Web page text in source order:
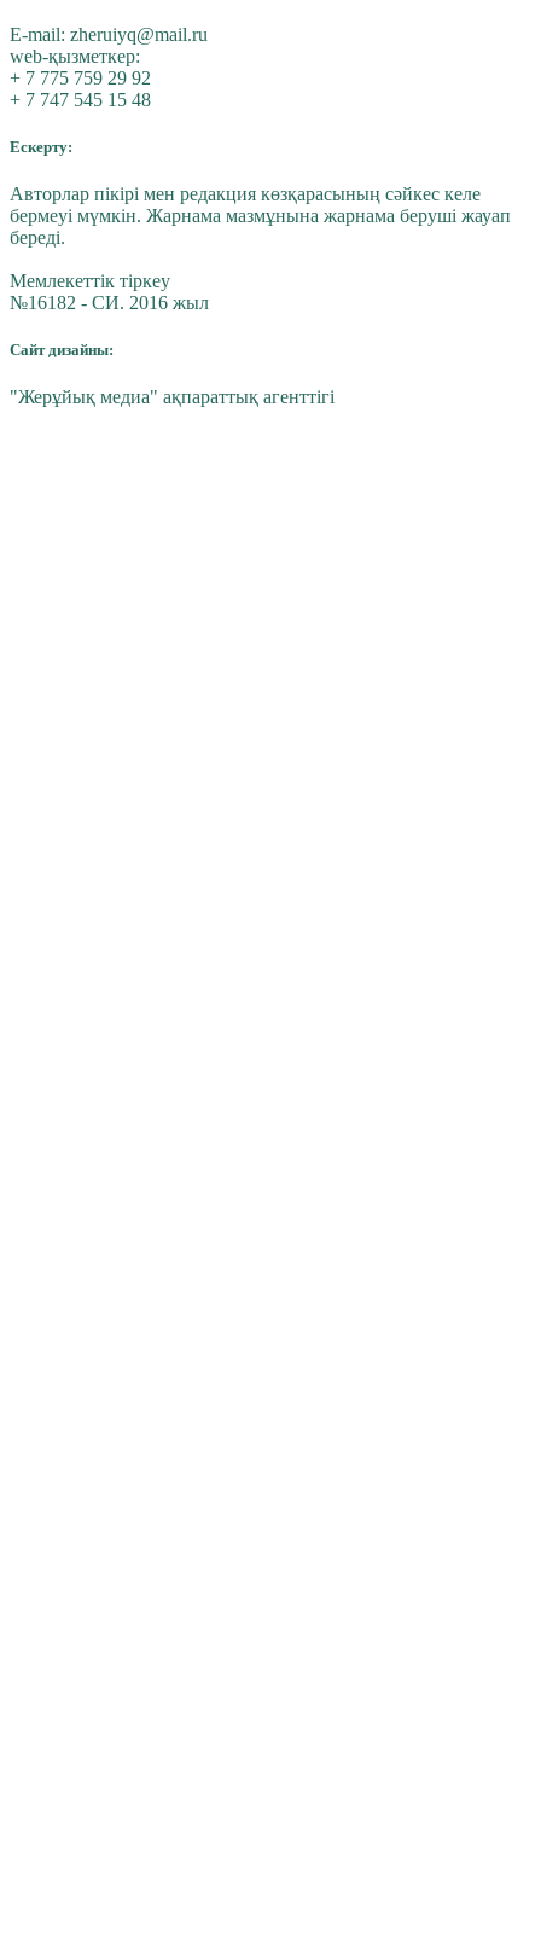
E-mail: zheruiyq@mail.ru
web-қызметкер:
+ 7 775 759 29 92
+ 7 747 545 15 48
Ескерту:
Авторлар пікірі мен редакция көзқарасының сәйкес келе
бермеуі мүмкін. Жарнама мазмұнына жарнама беруші жауап
береді.
Мемлекеттік тіркеу
№16182 - СИ. 2016 жыл
Сайт дизайны:
"Жерұйық медиа" ақпараттық агенттігі